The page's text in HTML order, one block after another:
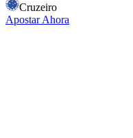
Cruzeiro
Apostar Ahora